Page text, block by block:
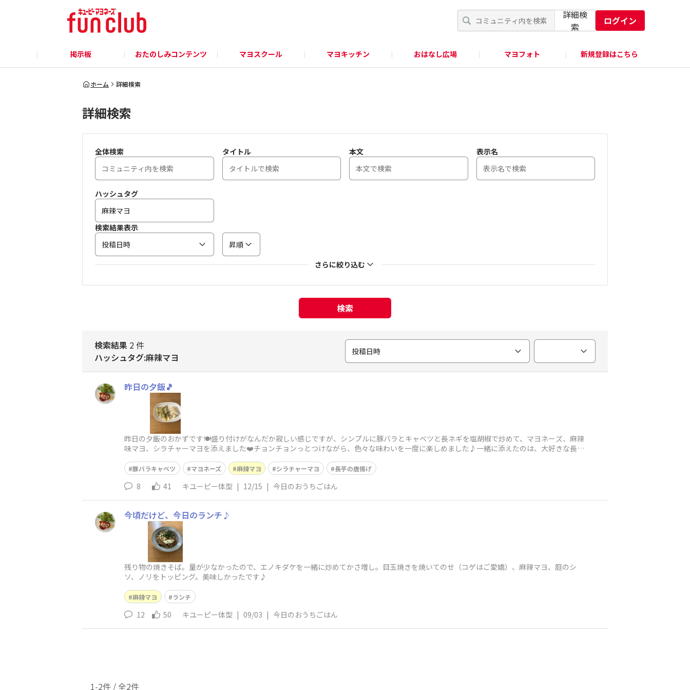
詳細検
索
ログイン
掲示板 おたのしみコンテンツ マヨスクール マヨキッチン おはなし広場 マヨフォト 新規登録はこちら
ホーム 詳細検索
詳細検索
全体検索 タイトル 本文 表示名
ハッシュタグ
検索結果表示
投稿日時
昇順
さらに絞り込む
検索
検索結果 2 件
ハッシュタグ:麻辣マヨ
投稿日時
昨日の夕飯🎵
昨日の夕飯のおかずです🍽️盛り付けがなんだか寂しい感じですが、シンプルに豚バラとキャベツと長ネギを塩胡椒で炒めて、マヨネーズ、麻辣
味マヨ、シラチャーマヨを添えました❤️チョンチョンっとつけながら、色々な味わいを一度に楽しめました♪一緒に添えたのは、大好きな長芋
豚バラキャベツ マヨネーズ 麻辣マヨ シラチャーマヨ 長芋の唐揚げ
8 41 キユーピー体型 | 12/15 | 今日のおうちごはん
今頃だけど、今日のランチ♪
残り物の焼きそば。量が少なかったので、エノキダケを一緒に炒めてかさ増し。目玉焼きを焼いてのせ（コゲはご愛嬌）、麻辣マヨ、庭のシ
ソ、ノリをトッピング。美味しかったです♪
麻辣マヨ ランチ
12 50 キユーピー体型 | 09/03 | 今日のおうちごはん
1-2件 / 全2件